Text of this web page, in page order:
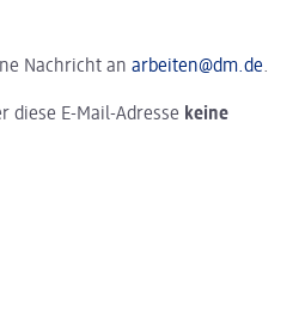
Nachricht an arbeiten@dm.de.
diese E-Mail-Adresse keine